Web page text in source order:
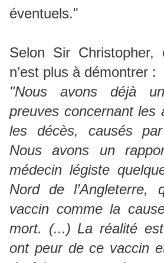
éventuels."
Selon Sir Christopher,
n’est plus à démontrer :
"Nous avons déjà
preuves concernant les
les décès, causés
Nous avons un
médecin légiste
Nord de l’Angleterre,
vaccin comme la
mort. (...) La réalité
ont peur de ce vaccin